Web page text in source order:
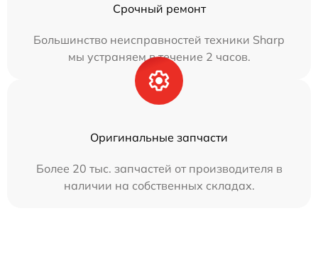
Срочный ремонт
Большинство неисправностей техники Sharp
мы устраняем в течение 2 часов.
Оригинальные запчасти
Более 20 тыс. запчастей от производителя в
наличии на собственных складах.